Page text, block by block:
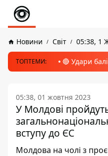
Новини Світ 05:38, 1
ТОПТЕМИ: 🔴 Удари
05:38, 01 жовтня 2023
У Молдові
вступу до ЄС
Молдова на чолі з